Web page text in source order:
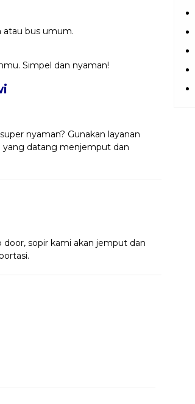
atau bus umum.
Simpel dan nyaman!
nyaman? Gunakan layanan
datang menjemput dan
door, sopir kami akan jemput dan